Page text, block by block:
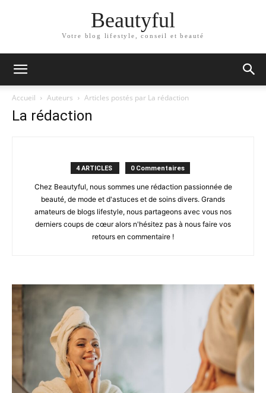
Beautyful
Votre blog lifestyle, conseil et beauté
Accueil Auteurs Articles postés par La rédaction
La rédaction
4 ARTICLES 0 Commentaires
Chez Beautyful, nous sommes une rédaction passionnée de
beauté, de mode et d'astuces et de soins divers. Grands
amateurs de blogs lifestyle, nous partageons avec vous nos
derniers coups de cœur alors n'hésitez pas à nous faire vos
retours en commentaire !